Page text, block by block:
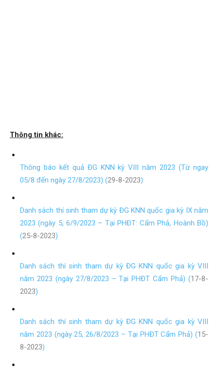
Thông tin khác:
Thông báo kết quả ĐG KNN kỳ VIII năm 2023 (Từ ngay
05/8 đến ngày 27/8/2023) (29-8-2023)
Danh sách thí sinh tham dự kỳ ĐG KNN quốc gia kỳ IX năm
2023 (ngày 5, 6/9/2023 – Tại PHĐT: Cẩm Phả, Hoành Bồ)
(25-8-2023)
Danh sách thí sinh tham dự kỳ ĐG KNN quốc gia kỳ VIII
năm 2023 (ngày 27/8/2023 – Tại PHĐT Cẩm Phả) (17-8-
2023)
Danh sách thí sinh tham dự kỳ ĐG KNN quốc gia kỳ VIII
năm 2023 (ngày 25, 26/8/2023 – Tại PHĐT Cẩm Phả) (15-
8-2023)